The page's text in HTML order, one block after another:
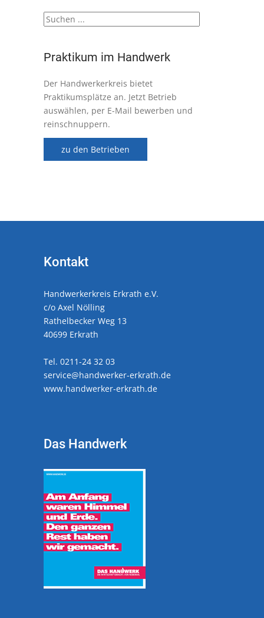
Praktikum im Handwerk
Der Handwerkerkreis bietet
Praktikumsplätze an. Jetzt Betrieb
auswählen, per E-Mail bewerben und
reinschnuppern.
zu den Betrieben
Kontakt
Handwerkerkreis Erkrath e.V.
c/o Axel Nölling
Rathelbecker Weg 13
40699 Erkrath
Tel. 0211-24 32 03
service@handwerker-erkrath.de
www.handwerker-erkrath.de
Das Handwerk